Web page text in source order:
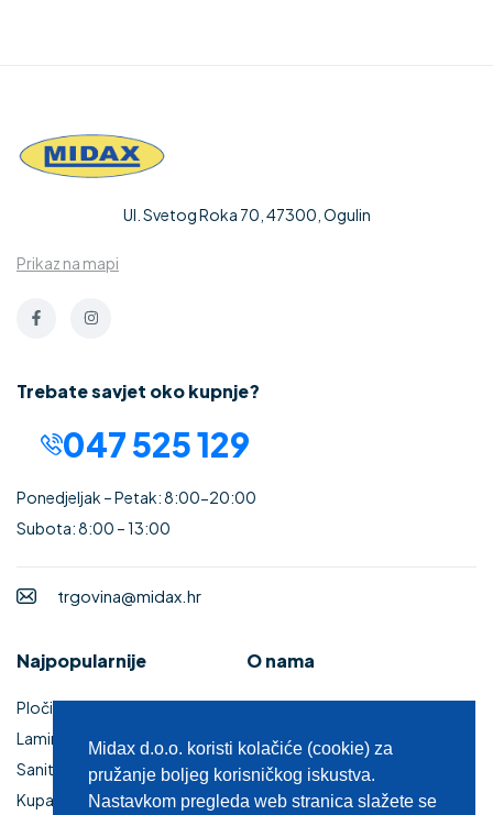
Ul. Svetog Roka 70, 47300, Ogulin
Prikaz na mapi
Trebate savjet oko kupnje?
047 525 129
Ponedjeljak – Petak: 8:00-20:00
Subota: 8:00 – 13:00
trgovina@midax.hr
Najpopularnije
Pločice
Laminati
Sanitarije
Kupaonski namještaj
O nama
Uvjeti korištenja
Povrat i reklamacije
Izjava o sigurnosti online
plaćanja
Midax d.o.o. koristi kolačiće (cookie) za
pružanje boljeg korisničkog iskustva.
Nastavkom pregleda web stranica slažete se